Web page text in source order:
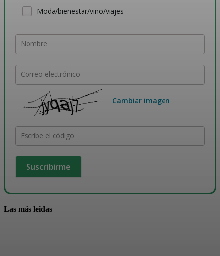
Moda/bienestar/vino/viajes
Nombre
Correo electrónico
Cambiar imagen
Escribe el código
Las más leidas